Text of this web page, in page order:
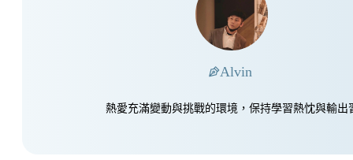
Alvin
熱愛充滿變動與挑戰的環境，保持學習熱忱與輸出